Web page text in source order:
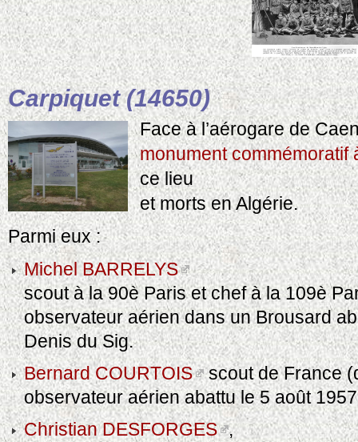
Carpiquet (14650)
Face à l’aérogare de
monument commémoratif
ce lieu
et morts en Algérie.
Parmi eux :
Michel BARRELYS
scout à la 90è Paris et chef à la 109è
observateur aérien dans un Brousard
Denis du Sig.
Bernard COURTOIS scout de France
observateur aérien abattu le 5 août
Christian DESFORGES ,